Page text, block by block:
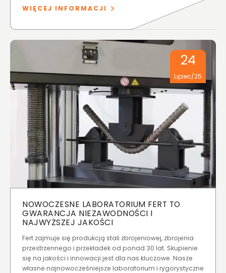
WIĘCEJ INFORMACJI
24
Lipiec/25
NOWOCZESNE LABORATORIUM FERT TO
GWARANCJA NIEZAWODNOŚCI I
NAJWYŻSZEJ JAKOŚCI
Fert zajmuje się produkcją stali zbrojeniowej, zbrojenia
przestrzennego i przekładek od ponad 30 lat. Skupienie
się na jakości i innowacji jest dla nas kluczowe. Nasze
własne najnowocześniejsze laboratorium i rygorystyczne